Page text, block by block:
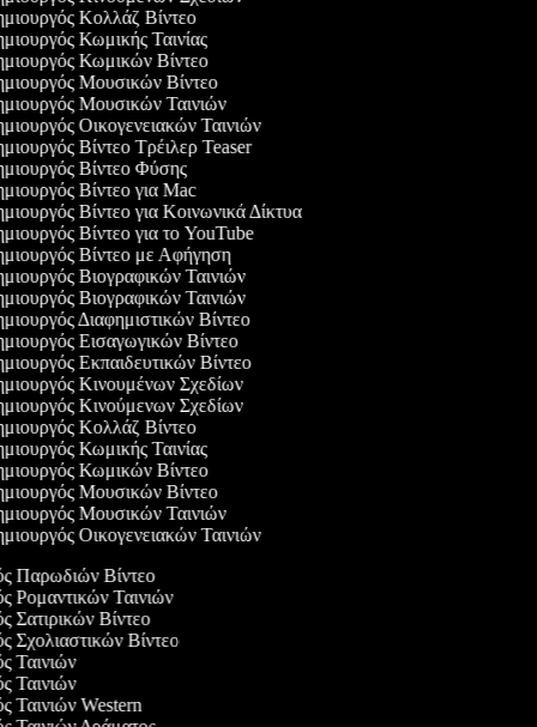
Κολλάζ Βίντεο
Κωμικής Ταινίας
Κωμικών Βίντεο
Μουσικών Βίντεο
Μουσικών Ταινιών
Οικογενειακών Ταινιών
Βίντεο Τρέιλερ Teaser
Βίντεο Φύσης
Βίντεο για Mac
Βίντεο για Κοινωνικά Δίκτυα
Βίντεο για το YouTube
Βίντεο με Αφήγηση
Βιογραφικών Ταινιών
Βιογραφικών Ταινιών
Διαφημιστικών Βίντεο
Εισαγωγικών Βίντεο
Εκπαιδευτικών Βίντεο
Κινουμένων Σχεδίων
Κινούμενων Σχεδίων
Κολλάζ Βίντεο
Κωμικής Ταινίας
Κωμικών Βίντεο
Μουσικών Βίντεο
Μουσικών Ταινιών
Οικογενειακών Ταινιών
Παρωδιών Βίντεο
Ρομαντικών Ταινιών
Σατιρικών Βίντεο
Σχολιαστικών Βίντεο
Ταινιών
Ταινιών
Ταινιών Western